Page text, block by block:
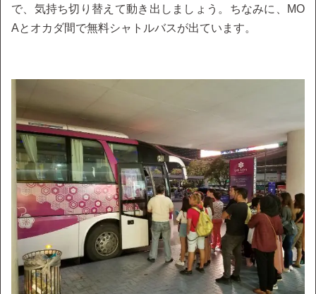
で、気持ち切り替えて動き出しましょう。ちなみに、MO
Aとオカダ間で無料シャトルバスが出ています。